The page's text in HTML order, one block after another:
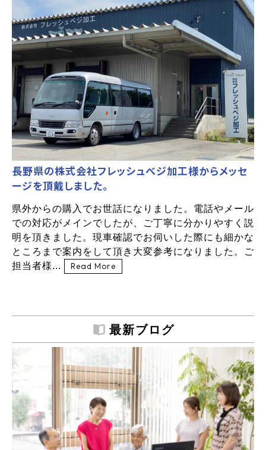
長野県の株式会社フレッシュべジ加工様からメッセ
ージを頂戴しました。
県外からの購入でお世話になりました。電話やメール
での対応がメインでしたが、ご丁寧に分かりやすく説
明を頂きました。現車確認でお伺いした際にも細かな
ところまで案内をして頂き大変参考になりました。ご
担当者様...
Read More
最新ブログ